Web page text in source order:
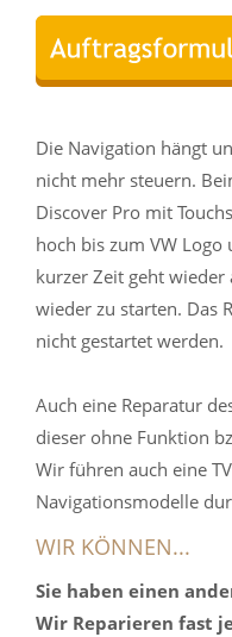
Die Navigation hängt
nicht mehr steuern.
Discover Pro mit
hoch bis zum VW
kurzer Zeit geht wieder
wieder zu starten. Das
nicht gestartet werden.
Auch eine Reparatur
dieser ohne Funktion
Wir führen auch eine
Navigationsmodelle
WIR KÖNNEN...
Sie haben einen
Wir Reparieren fast